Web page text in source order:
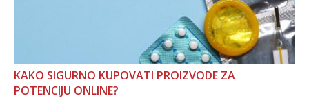
KAKO SIGURNO KUPOVATI PROIZVODE ZA
POTENCIJU ONLINE?